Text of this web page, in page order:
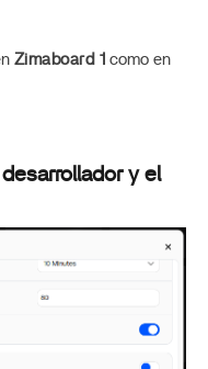
Zimaboard 1 como en
y el